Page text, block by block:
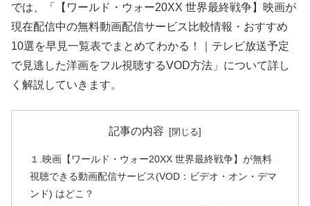
では、「【ワールド・ウォー20XX 世界最終戦争】映画が
現在配信中の無料動画配信サービス比較情報・おすすめ
10選を早見一覧表でまとめてわかる！｜テレビ放送予定
で見逃した洋画をフル視聴するVOD方法」について詳し
く解説していきます。
記事の内容
１.映画【ワールド・ウォー20XX 世界最終戦争】が無料
視聴できる動画配信サービス(VOD：ビデオ・オン・デマ
ンド) はどこ？